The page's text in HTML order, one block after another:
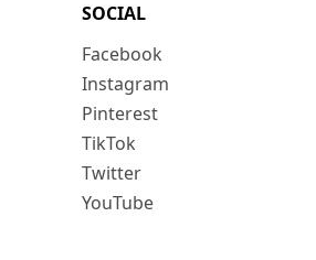
SOCIAL
Facebook
Instagram
Pinterest
TikTok
Twitter
YouTube